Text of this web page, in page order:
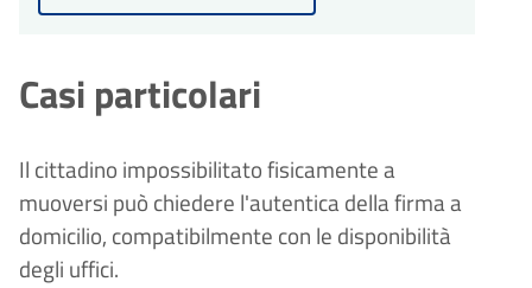
Casi particolari
Il cittadino impossibilitato fisicamente a
muoversi può chiedere l'autentica della firma a
domicilio, compatibilmente con le disponibilità
degli uffici.